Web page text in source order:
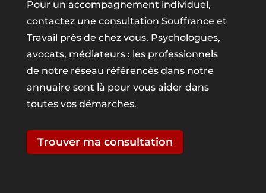
Pour un accompagnement individuel,
contactez une consultation Souffrance et
Travail près de chez vous. Psychologues,
avocats, médiateurs : les professionnels
de notre réseau référencés dans notre
annuaire sont là pour vous aider dans
toutes vos démarches.
Trouver ma consultation